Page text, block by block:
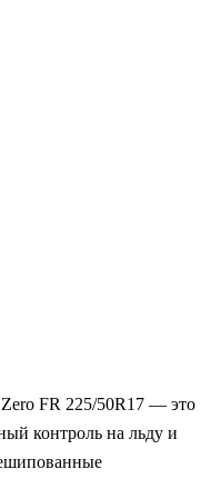
FR 225/50R17 — это
контроль на льду и